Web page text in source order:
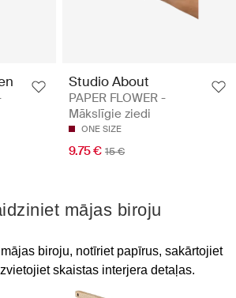
Studio About
PAPER FLOWER -
Mākslīgie ziedi
ONE SIZE
9.75 € 15 €
mājas biroju
biroju, notīriet papīrus, sakārtojiet
skaistas interjera detaļas.